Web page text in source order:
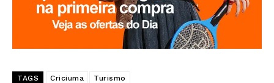
TAGS Criciuma Turismo